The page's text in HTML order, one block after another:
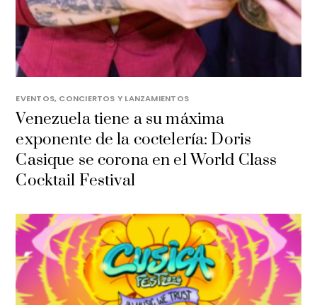
EVENTOS, CONCIERTOS Y LANZAMIENTOS
Venezuela tiene a su máxima
exponente de la coctelería: Doris
Casique se corona en el World Class
Cocktail Festival